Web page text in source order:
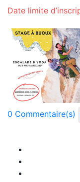
Date limite
0 Commentaire(s)